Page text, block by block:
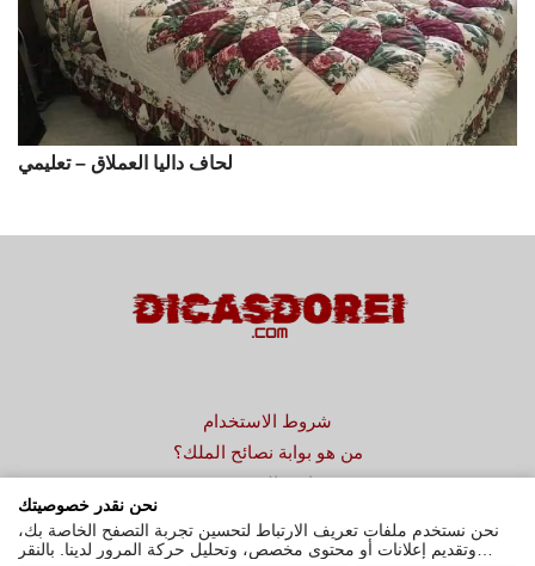
لحاف داليا العملاق – تعليمي
شروط الاستخدام
من هو بوابة نصائح الملك؟
سياسة الخصوصية
نحن نقدر خصوصيتك
نحن نستخدم ملفات تعريف الارتباط لتحسين تجربة التصفح الخاصة بك،
وتقديم إعلانات أو محتوى مخصص، وتحليل حركة المرور لدينا. بالنقر